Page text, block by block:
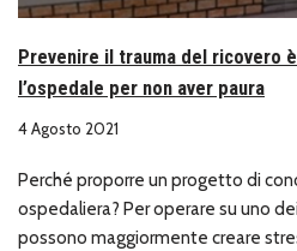
Prevenire il trauma del ricovero
l’ospedale per non aver paura
4 Agosto 2021
Perché proporre un progetto di
ospedaliera? Per operare su uno
possono maggiormente creare